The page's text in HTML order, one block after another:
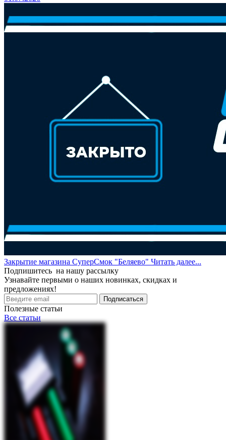
Закрытие магазина СуперСмок "Беляево" Читать далее...
Подпишитесь на нашу рассылку
Узнавайте первыми о наших новинках, скидках и
предложениях!
Подписаться
Полезные статьи
Все статьи